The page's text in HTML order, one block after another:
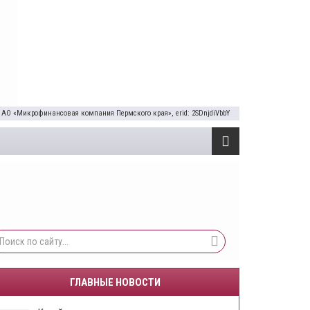
«Микрофинансовая компания Пермского края», erid: 2SDnjdiVbbY
ГЛАВНЫЕ НОВОСТИ